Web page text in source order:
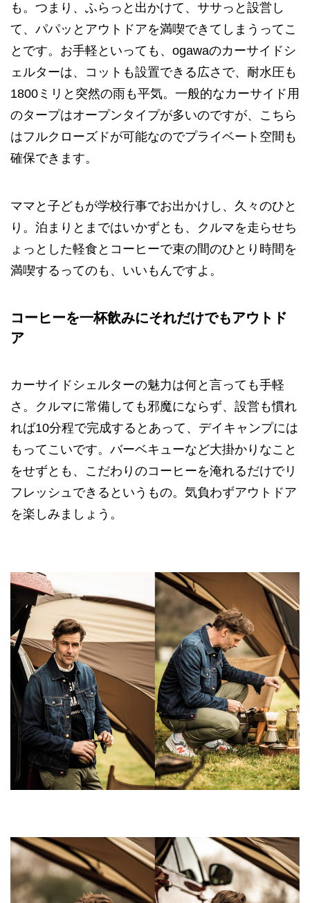
も。つまり、ふらっと出かけて、ササっと設営し
て、パパッとアウトドアを満喫できてしまうってこ
とです。お手軽といっても、ogawaのカーサイドシ
ェルターは、コットも設置できる広さで、耐水圧も
1800ミリと突然の雨も平気。一般的なカーサイド用
のタープはオープンタイプが多いのですが、こちら
はフルクローズドが可能なのでプライベート空間も
確保できます。
ママと子どもが学校行事でお出かけし、久々のひと
り。泊まりとまではいかずとも、クルマを走らせち
ょっとした軽食とコーヒーで束の間のひとり時間を
満喫するってのも、いいもんですよ。
コーヒーを一杯飲みにそれだけでもアウトド
ア
カーサイドシェルターの魅力は何と言っても手軽
さ。クルマに常備しても邪魔にならず、設営も慣れ
れば10分程で完成するとあって、デイキャンプには
もってこいです。バーベキューなど大掛かりなこと
をせずとも、こだわりのコーヒーを淹れるだけでリ
フレッシュできるというもの。気負わずアウトドア
を楽しみましょう。